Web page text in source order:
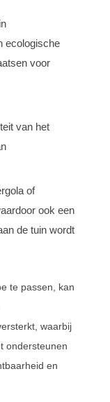
ecologische
voor
van het
of
ook een
de tuin wordt
te passen, kan
waarbij
ondersteunen
en